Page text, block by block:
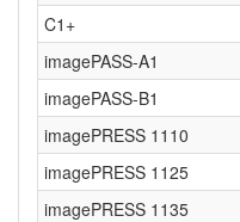
C1+
imagePASS-A1
imagePASS-B1
imagePRESS 1110
imagePRESS 1125
imagePRESS 1135